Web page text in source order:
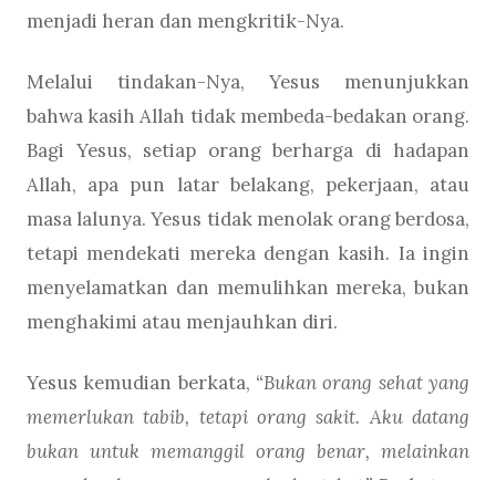
menjadi heran dan mengkritik-Nya.
Melalui tindakan-Nya, Yesus menunjukkan
bahwa kasih Allah tidak membeda-bedakan orang.
Bagi Yesus, setiap orang berharga di hadapan
Allah, apa pun latar belakang, pekerjaan, atau
masa lalunya. Yesus tidak menolak orang berdosa,
tetapi mendekati mereka dengan kasih. Ia ingin
menyelamatkan dan memulihkan mereka, bukan
menghakimi atau menjauhkan diri.
Yesus kemudian berkata, “Bukan orang sehat yang
memerlukan tabib, tetapi orang sakit. Aku datang
bukan untuk memanggil orang benar, melainkan